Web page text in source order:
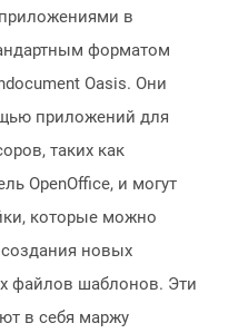
в
форматом
Oasis. Они
приложений для
таких как
OpenOffice, и могут
которые можно
новых
файлов шаблонов. Эти
в себя маржу